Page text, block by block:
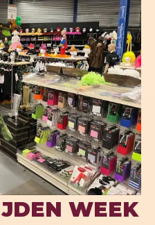
WEEK